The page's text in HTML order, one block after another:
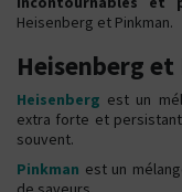
Heisenberg et Pinkman.
Heisenberg et
Heisenberg est un
extra forte et
souvent.
Pinkman est un